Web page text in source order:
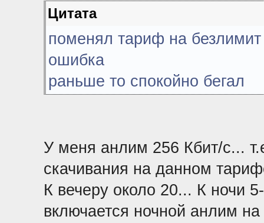
Цитата
поменял тариф на безлимит
ошибка
раньше то спокойно бегал
У меня анлим 256 Кбит/с...
скачивания на данном
К вечеру около 20... К ночи
включается ночной анлим